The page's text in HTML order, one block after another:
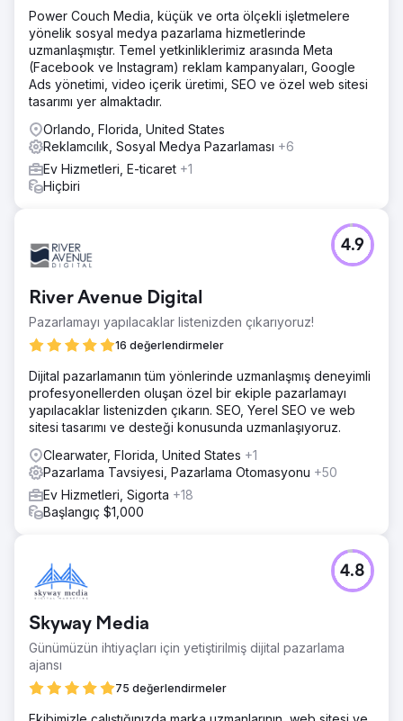
Power Couch Media, küçük ve orta ölçekli işletmelere
yönelik sosyal medya pazarlama hizmetlerinde
uzmanlaşmıştır. Temel yetkinliklerimiz arasında Meta
(Facebook ve Instagram) reklam kampanyaları, Google
Ads yönetimi, video içerik üretimi, SEO ve özel web sitesi
tasarımı yer almaktadır.
Orlando, Florida, United States
Reklamcılık, Sosyal Medya Pazarlaması +6
Ev Hizmetleri, E-ticaret +1
Hiçbiri
River Avenue Digital
Pazarlamayı yapılacaklar listenizden çıkarıyoruz!
16 değerlendirmeler
4.9
Dijital pazarlamanın tüm yönlerinde uzmanlaşmış deneyimli
profesyonellerden oluşan özel bir ekiple pazarlamayı
yapılacaklar listenizden çıkarın. SEO, Yerel SEO ve web
sitesi tasarımı ve desteği konusunda uzmanlaşıyoruz.
Clearwater, Florida, United States +1
Pazarlama Tavsiyesi, Pazarlama Otomasyonu +50
Ev Hizmetleri, Sigorta +18
Başlangıç $1,000
Skyway Media
Günümüzün ihtiyaçları için yetiştirilmiş dijital pazarlama
ajansı
75 değerlendirmeler
4.8